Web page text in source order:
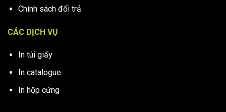
Chính sách đổi trả
CÁC DỊCH VỤ
In túi giấy
In catalogue
In hộp cứng